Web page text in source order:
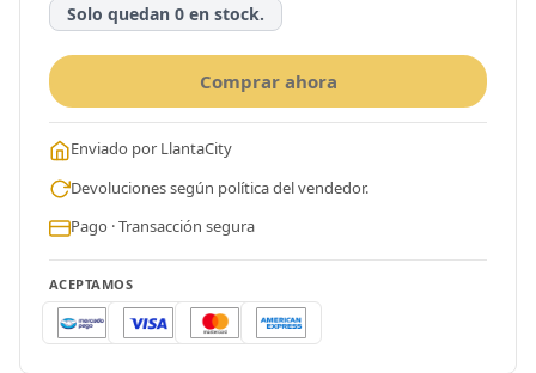
Solo quedan 0 en stock.
Comprar ahora
Enviado por LlantaCity
Devoluciones según política del vendedor.
Pago · Transacción segura
ACEPTAMOS